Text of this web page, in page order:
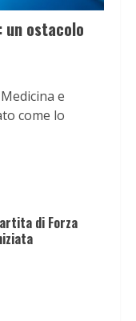
ostacolo
e
come lo
di Forza